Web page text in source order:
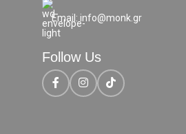
Email: info@monk.gr
Follow Us